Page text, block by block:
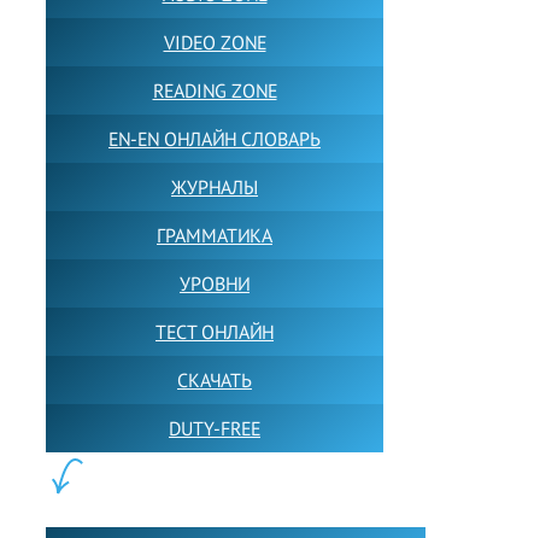
VIDEO ZONE
READING ZONE
EN-EN ОНЛАЙН СЛОВАРЬ
ЖУРНАЛЫ
ГРАММАТИКА
УРОВНИ
ТЕСТ ОНЛАЙН
СКАЧАТЬ
DUTY-FREE